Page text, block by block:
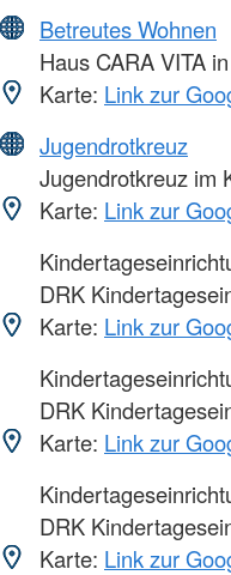
Betreutes Wohnen
Haus CARA VITA
Karte: Link zur
Jugendrotkreuz
Jugendrotkreuz im
Karte: Link zur
DRK
Karte: Link zur
DRK
Karte: Link zur
DRK
Karte: Link zur